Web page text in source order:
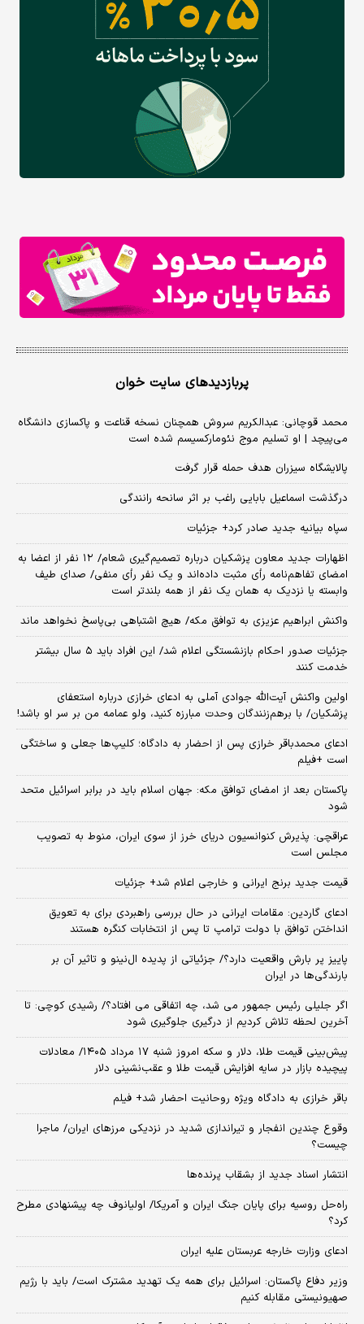
پربازدیدهای سایت خوان
محمد قوچانی: عبدالکریم سروش همچنان نسخه قناعت و پاکسازی دانشگاه
می‌پیچد | او تسلیم موج نئومارکسیسم شده است
پالایشگاه سیزران هدف حمله قرار گرفت
درگذشت اسماعیل بابایی راغب بر اثر سانحه رانندگی
سپاه بیانیه جدید صادر کرد+ جزئیات
اظهارات جدید معاون پزشکیان درباره تصمیم‌گیری شعام/ ۱۲ نفر از اعضا به
امضای تفاهم‌نامه رأی مثبت داده‌اند و یک نفر رأی منفی/ صدای طیف
وابسته یا نزدیک به همان یک نفر از همه بلندتر است
واکنش ابراهیم عزیزی به توافق مکه/ هیچ اشتباهی بی‌پاسخ نخواهد ماند
جزئیات صدور احکام بازنشستگی اعلام شد/ این افراد باید ۵ سال بیشتر
خدمت کنند
اولین واکنش آیت‌الله جوادی آملی به ادعای خرازی درباره استعفای
پزشکیان/ با برهم‌زنندگان وحدت مبارزه کنید، ولو عمامه من بر سر او باشد!
ادعای محمدباقر خرازی پس از احضار به دادگاه؛ کلیپ‌ها جعلی و ساختگی
است +فیلم
پاکستان بعد از امضای توافق مکه: جهان اسلام باید در برابر اسرائیل متحد
شود
عراقچی: پذیرش کنوانسیون دریای خرز از سوی ایران، منوط به تصویب
مجلس است
قیمت جدید برنج ایرانی و خارجی اعلام شد+ جزئیات
ادعای گاردین: مقامات ایرانی در حال بررسی راهبردی برای به تعویق
انداختن توافق با دولت ترامپ تا پس از انتخابات کنگره هستند
پاییز پر بارش واقعیت دارد؟/ جزئیاتی از پدیده ال‌نینو و تاثیر آن بر
بارندگی‌ها در ایران
اگر جلیلی رئیس جمهور می شد، چه اتفاقی می افتاد؟/ رشیدی کوچی: تا
آخرین لحظه تلاش کردیم از درگیری جلوگیری شود
پیش‌بینی قیمت طلا، دلار و سکه امروز شنبه ۱۷ مرداد ۱۴۰۵/ معادلات
پیچیده بازار در سایه افزایش قیمت طلا و عقب‌نشینی دلار
باقر خرازی به دادگاه ویژه روحانیت احضار شد+ فیلم
وقوع چندین انفجار و تیراندازی شدید در نزدیکی مرز‌های ایران/ ماجرا
چیست؟
انتشار اسناد جدید از بشقاب پرنده‌ها
راه‌حل روسیه برای پایان جنگ ایران و آمریکا/ اولیانوف چه پیشنهادی مطرح
کرد؟
ادعای وزارت خارجه عربستان علیه ایران
وزیر دفاع پاکستان: اسرائیل برای همه یک تهدید مشترک است/ باید با رژیم
صهیونیستی مقابله کنیم